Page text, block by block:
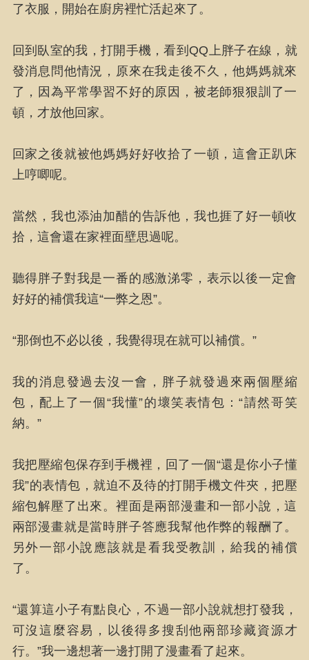
了衣服，開始在廚房裡忙活起來了。
回到臥室的我，打開手機，看到QQ上胖子在線，就
發消息問他情況，原來在我走後不久，他媽媽就來
了，因為平常學習不好的原因，被老師狠狠訓了一
頓，才放他回家。
回家之後就被他媽媽好好收拾了一頓，這會正趴床
上哼唧呢。
當然，我也添油加醋的告訴他，我也捱了好一頓收
拾，這會還在家裡面壁思過呢。
聽得胖子對我是一番的感激涕零，表示以後一定會
好好的補償我這“一弊之恩”。
“那倒也不必以後，我覺得現在就可以補償。”
我的消息發過去沒一會，胖子就發過來兩個壓縮
包，配上了一個“我懂”的壞笑表情包：“請然哥笑
納。”
我把壓縮包保存到手機裡，回了一個“還是你小子懂
我”的表情包，就迫不及待的打開手機文件夾，把壓
縮包解壓了出來。裡面是兩部漫畫和一部小說，這
兩部漫畫就是當時胖子答應我幫他作弊的報酬了。
另外一部小說應該就是看我受教訓，給我的補償
了。
“還算這小子有點良心，不過一部小說就想打發我，
可沒這麼容易，以後得多搜刮他兩部珍藏資源才
行。”我一邊想著一邊打開了漫畫看了起來。